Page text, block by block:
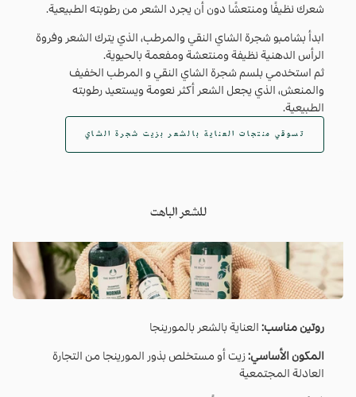
شعرك نظيفًا ومنتعشًا دون أن يجرد الشعر من رطوبته الطبيعية.
ابدأ بشامبو شجرة الشاي النقي والمرطب، الذي يترك الشعر وفروة
الرأس الدهنية نظيفة ومنتعشة ومفعمة بالحيوية.
ثم استخدمي بلسم شجرة الشاي النقي و المرطب الخفيف
والمنعش، الذي يجعل الشعر أكثر نعومة ويستعيد رطوبته
الطبيعية.
تسوقي منتجات العناية بالشعر بزيت شجرة الشاي
للشعر الباهت
روتين مناسب: العناية بالشعر بالمورينجا
المكون الأساسي:زيت أو مستخلص بذور المورينجا من التجارة
العادلة المجتمعية